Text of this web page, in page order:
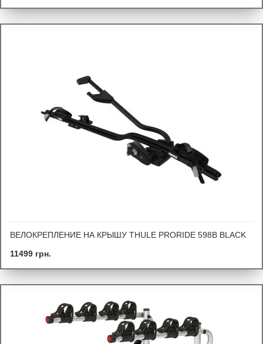
ВЕЛОКРЕПЛЕНИЕ НА КРЫШУ THULE PRORIDE 598B BLACK
11499 грн.